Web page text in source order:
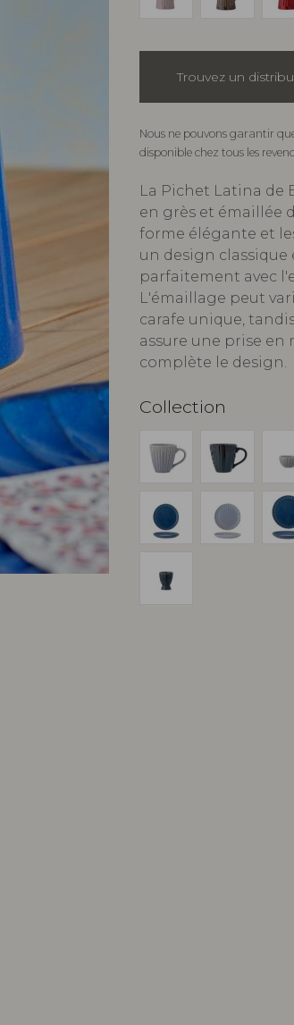
Trouvez un
Nous ne pouvons garantir
disponible chez tous les
La Pichet Latina de
en grès et émaillée
forme élégante et
un design
parfaitement avec
L'émaillage peut
carafe unique,
assure une prise
complète le design.
Collection